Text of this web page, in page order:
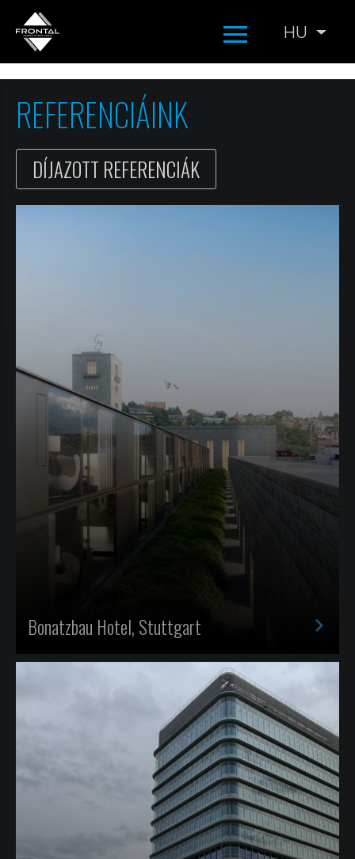
Ugrás
tartalomra
HU
REFERENCIÁINK
DÍJAZOTT REFERENCIÁK
Bonatzbau Hotel, Stuttgart >